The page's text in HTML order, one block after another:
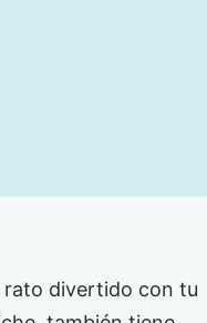
rato divertido con tu